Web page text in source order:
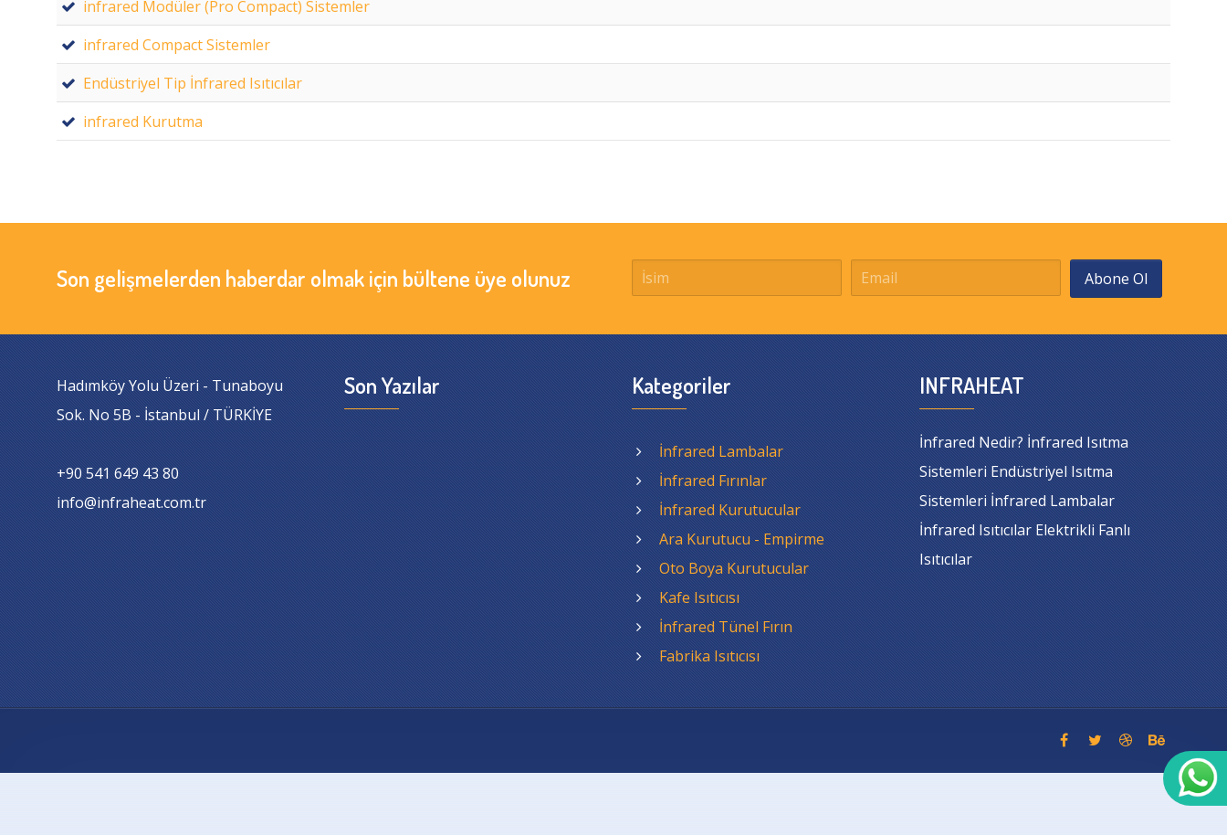
infrared Modüler (Pro Compact) Sistemler
infrared Compact Sistemler
Endüstriyel Tip İnfrared Isıtıcılar
infrared Kurutma
Son gelişmelerden haberdar olmak için bültene üye olunuz Abone Ol
Hadımköy Yolu Üzeri - Tunaboyu
Sok. No 5B - İstanbul / TÜRKİYE
+90 541 649 43 80
info@infraheat.com.tr
Son Yazılar Kategoriler
İnfrared Lambalar
İnfrared Fırınlar
İnfrared Kurutucular
Ara Kurutucu - Empirme
Oto Boya Kurutucular
Kafe Isıtıcısı
İnfrared Tünel Fırın
Fabrika Isıtıcısı
INFRAHEAT
İnfrared Nedir? İnfrared Isıtma
Sistemleri Endüstriyel Isıtma
Sistemleri İnfrared Lambalar
İnfrared Isıtıcılar Elektrikli Fanlı
Isıtıcılar